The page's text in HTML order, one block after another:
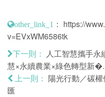
other_link_1 ： https://
v=EVxWM6586tk
下一則：
人工智慧攜手
慧×永續農業×綠色轉型新
上一則：
陽光行動／碳
匯